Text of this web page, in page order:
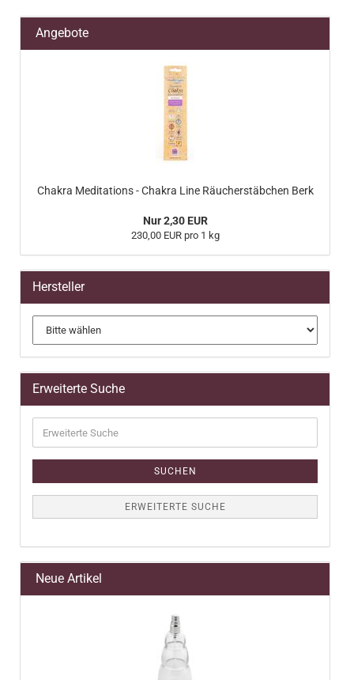
Angebote
Chakra Meditations - Chakra Line Räucherstäbchen Berk
Nur 2,30 EUR
230,00 EUR pro 1 kg
Hersteller
Erweiterte Suche
Suche
SUCHEN
ERWEITERTE SUCHE
Neue Artikel